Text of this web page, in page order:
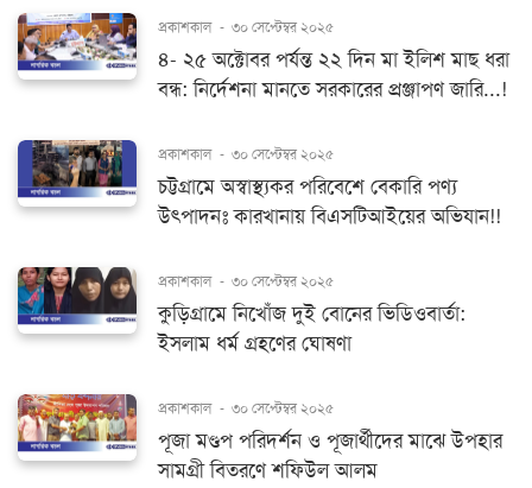
প্রকাশকাল - ৩০ সেপ্টেম্বর ২০২৫
৪- ২৫ অক্টোবর পর্যন্ত ২২ দিন মা ইলিশ মাছ ধরা
বন্ধ: নির্দেশনা মানতে সরকারের প্রঞ্জাপণ জারি...!
প্রকাশকাল - ৩০ সেপ্টেম্বর ২০২৫
চট্টগ্রামে অস্বাস্থ্যকর পরিবেশে বেকারি পণ্য
উৎপাদনঃ কারখানায় বিএসটিআইয়ের অভিযান!!
প্রকাশকাল - ৩০ সেপ্টেম্বর ২০২৫
কুড়িগ্রামে নিখোঁজ দুই বোনের ভিডিওবার্তা:
ইসলাম ধর্ম গ্রহণের ঘোষণা
প্রকাশকাল - ৩০ সেপ্টেম্বর ২০২৫
পূজা মণ্ডপ পরিদর্শন ও পূজার্থীদের মাঝে উপহার
সামগ্রী বিতরণে শফিউল আলম